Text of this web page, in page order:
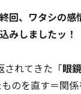
回、ワタシの感
みしましたッ！
されてきた「眼
のを直す＝関